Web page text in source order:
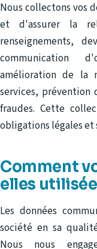
Nous collectons vos
et d'assurer la
renseignements,
communication
amélioration de la
services, prévention
fraudes. Cette
obligations légales et
Comment
elles
Les données
société en sa
Nous nous